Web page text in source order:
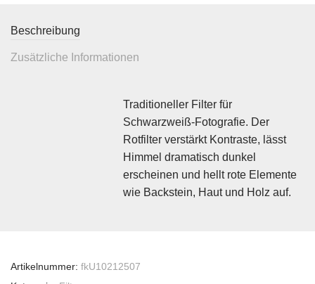
Beschreibung
Zusätzliche Informationen
Traditioneller Filter für
Schwarzweiß-Fotografie. Der
Rotfilter verstärkt Kontraste, lässt
Himmel dramatisch dunkel
erscheinen und hellt rote Elemente
wie Backstein, Haut und Holz auf.
Artikelnummer: fkU10212507